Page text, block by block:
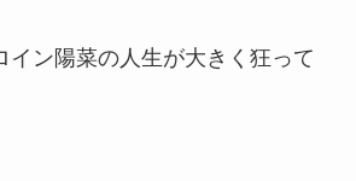
イン陽菜の人生が大きく狂って